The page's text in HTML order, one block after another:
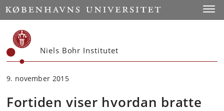
Start
Niels Bohr Institutet
9. november 2015
Fortiden viser hvordan bratte